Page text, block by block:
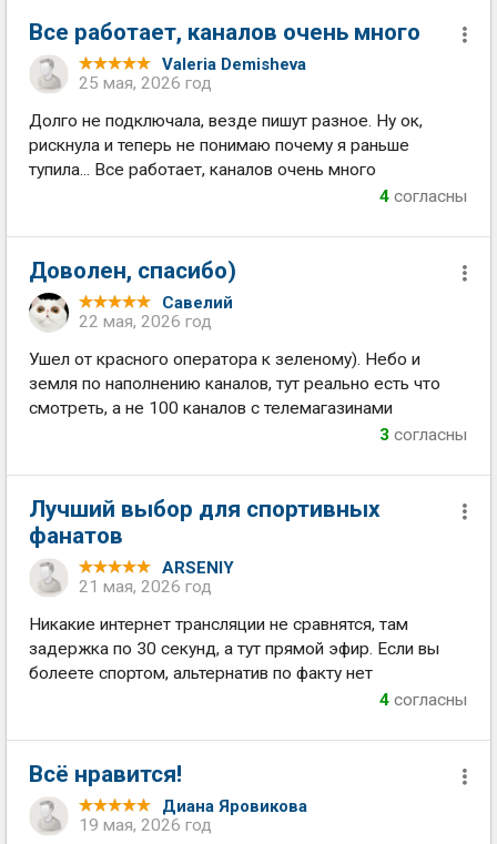
Все работает, каналов очень много
Valeria Demisheva
25 мая, 2026 год
Долго не подключала, везде пишут разное. Ну ок,
рискнула и теперь не понимаю почему я раньше
тупила... Все работает, каналов очень много
4 согласны
Доволен, спасибо)
Савелий
22 мая, 2026 год
Ушел от красного оператора к зеленому). Небо и
земля по наполнению каналов, тут реально есть что
смотреть, а не 100 каналов с телемагазинами
3 согласны
Лучший выбор для спортивных
фанатов
ARSENIY
21 мая, 2026 год
Никакие интернет трансляции не сравнятся, там
задержка по 30 секунд, а тут прямой эфир. Если вы
болеете спортом, альтернатив по факту нет
4 согласны
Всё нравится!
Диана Яровикова
19 мая, 2026 год